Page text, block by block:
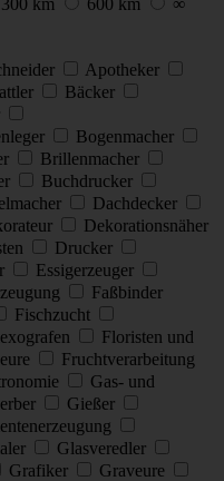
300 km 600 km
∞
Apotheker
Bäcker
Bogenmacher
Brillenmacher
Buchdrucker
Dachdecker
Dekorationsnäher
Drucker
Essigerzeuger
Faßbinder
Fischzucht
Floristen und
Fruchtverarbeitung
Gas- und
Gießer
Glasveredler
Grafiker
Graveure